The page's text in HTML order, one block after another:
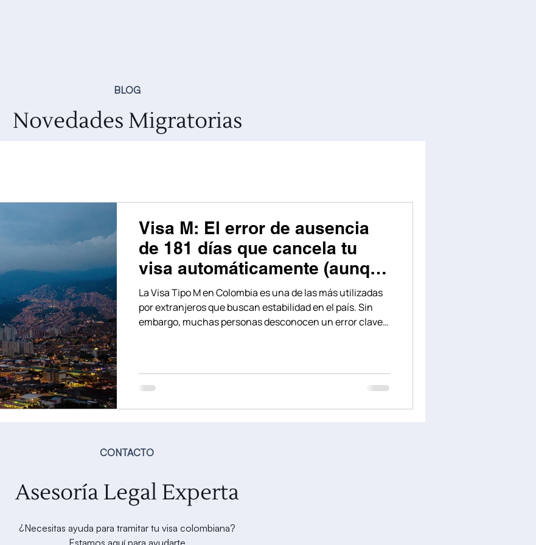
BLOG
Novedades Migratorias
Visa M: El error de ausencia
de 181 días que cancela tu
visa automáticamente (aunque
sea vigente hasta 2027)
La Visa Tipo M en Colombia es una de las más utilizadas
por extranjeros que buscan estabilidad en el país. Sin
embargo, muchas personas desconocen un error clave:
hacer para evitar perder tu estatus migratorio.
CONTACTO
Asesoría Legal Experta
¿Necesitas ayuda para tramitar tu visa colombiana?
Estamos aquí para ayudarte